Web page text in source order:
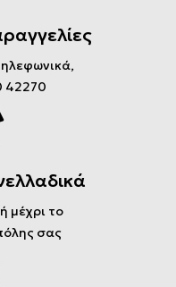
42270
μέχρι το
σας